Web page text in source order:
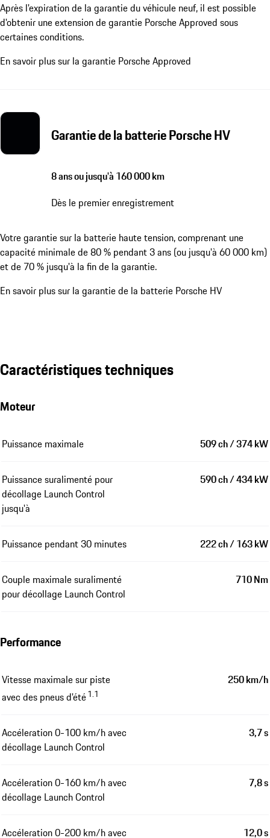
Après l'expiration de la garantie du véhicule neuf, il est possible
d'obtenir une extension de garantie Porsche Approved sous
certaines conditions.
En savoir plus sur la garantie Porsche Approved
Garantie de la batterie Porsche HV
8 ans ou jusqu'à 160 000 km
Dès le premier enregistrement
Votre garantie sur la batterie haute tension, comprenant une
capacité minimale de 80 % pendant 3 ans (ou jusqu'à 60 000 km)
et de 70 % jusqu'à la fin de la garantie.
En savoir plus sur la garantie de la batterie Porsche HV
Caractéristiques techniques
Moteur
Puissance maximale 509 ch / 374 kW
Puissance suralimenté pour
décollage Launch Control
jusqu'à
590 ch / 434 kW
Puissance pendant 30 minutes 222 ch / 163 kW
Couple maximale suralimenté
pour décollage Launch Control
710 Nm
Performance
Vitesse maximale sur piste
avec des pneus d'été1.1
250 km/h
Accéleration 0-100 km/h avec
décollage Launch Control
3,7 s
Accéleration 0-160 km/h avec
décollage Launch Control
7,8 s
Accéleration 0-200 km/h avec 12,0 s